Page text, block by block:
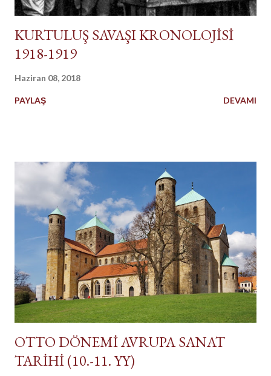
KURTULUŞ SAVAŞI KRONOLOJİSİ
1918-1919
Haziran 08, 2018
PAYLAŞ DEVAMI
OTTO DÖNEMİ AVRUPA SANAT
TARİHİ (10.-11. YY)